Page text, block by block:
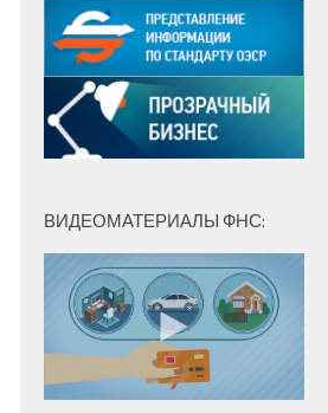
ВИДЕОМАТЕРИАЛЫ ФНС: